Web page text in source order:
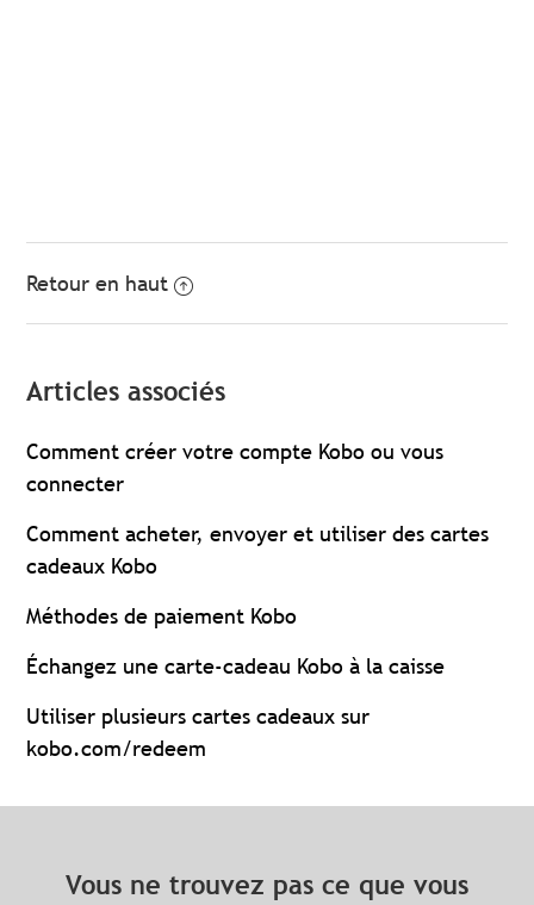
Retour en haut
Articles associés
Comment créer votre compte Kobo ou vous
connecter
Comment acheter, envoyer et utiliser des cartes
cadeaux Kobo
Méthodes de paiement Kobo
Échangez une carte-cadeau Kobo à la caisse
Utiliser plusieurs cartes cadeaux sur
kobo.com/redeem
Vous ne trouvez pas ce que vous